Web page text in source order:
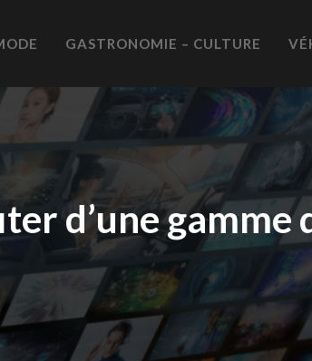
GASTRONOMIE – CULTURE
d’une gamme